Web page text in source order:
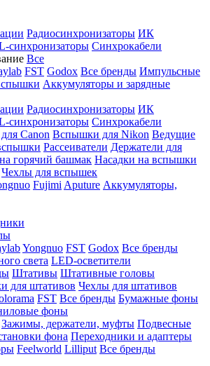
Радиосинхронизаторы ИК
синхронизаторы Синхрокабели
Все
FST Godox Все бренды Импульсные
Аккумуляторы и зарядные
Радиосинхронизаторы ИК
синхронизаторы Синхрокабели
Canon Вспышки для Nikon Ведущие
Рассеиватели Держатели для
горячий башмак Насадки на вспышки
Чехлы для вспышек
Fujimi Aputure Аккумуляторы,
Yongnuo FST Godox Все бренды
света LED-осветители
Штативы Штативные головы
для штативов Чехлы для штативов
FST Все бренды Бумажные фоны
фоны
Зажимы, держатели, муфты Подвесные
фона Переходники и адаптеры
Feelworld Lilliput Все бренды